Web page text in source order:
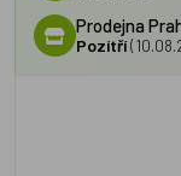
Prodejna
Pozítří